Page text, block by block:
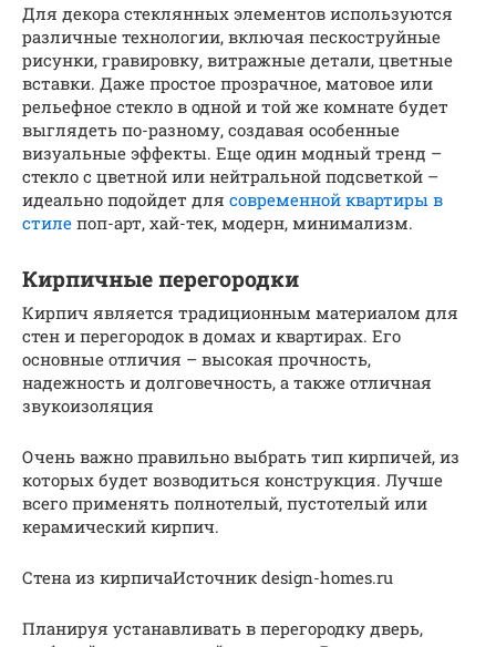
Для декора стеклянных элементов используются
различные технологии, включая пескоструйные
рисунки, гравировку, витражные детали, цветные
вставки. Даже простое прозрачное, матовое или
рельефное стекло в одной и той же комнате будет
выглядеть по-разному, создавая особенные
визуальные эффекты. Еще один модный тренд –
стекло с цветной или нейтральной подсветкой –
идеально подойдет для современной квартиры в
стиле поп-арт, хай-тек, модерн, минимализм.
Кирпичные перегородки
Кирпич является традиционным материалом для
стен и перегородок в домах и квартирах. Его
основные отличия – высокая прочность,
надежность и долговечность, а также отличная
звукоизоляция
Очень важно правильно выбрать тип кирпичей, из
которых будет возводиться конструкция. Лучше
всего применять полнотелый, пустотелый или
керамический кирпич.
Стена из кирпичаИсточник design-homes.ru
Планируя устанавливать в перегородку дверь,